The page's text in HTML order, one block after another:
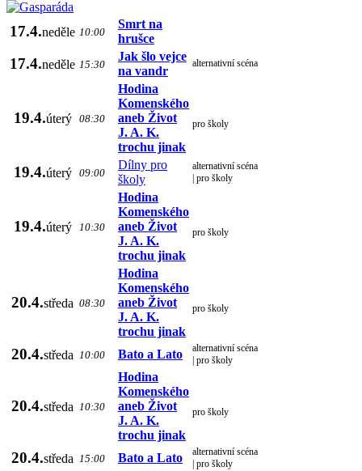
17.4.neděle 10:00
Smrt na
hrušce
17.4.neděle 15:30
Jak šlo vejce
na vandr
alternativní scéna
19.4.úterý 08:30
Hodina
Komenského
aneb Život
J. A. K.
trochu jinak
pro školy
19.4.úterý 09:00
Dílny pro
školy
alternativní scéna
| pro školy
19.4.úterý 10:30
Hodina
Komenského
aneb Život
J. A. K.
trochu jinak
pro školy
20.4.středa 08:30
Hodina
Komenského
aneb Život
J. A. K.
trochu jinak
pro školy
20.4.středa 10:00 Bato a Lato
alternativní scéna
| pro školy
20.4.středa 10:30
Hodina
Komenského
aneb Život
J. A. K.
trochu jinak
pro školy
20.4.středa 15:00 Bato a Lato
alternativní scéna
| pro školy